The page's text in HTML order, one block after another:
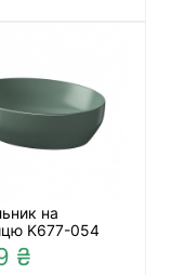
на
K677-054
₴